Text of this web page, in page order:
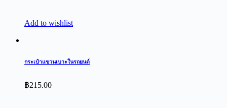
Add to wishlist
กระเป๋าแขวนเบาะในรถยนต์
฿215.00